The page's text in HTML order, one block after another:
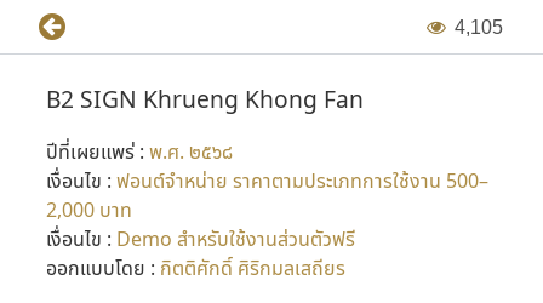
4,105
B2 SIGN Khrueng Khong Fan
ปีที่เผยแพร่ : พ.ศ. ๒๕๖๘
เงื่อนไข : ฟอนต์จำหน่าย ราคาตามประเภทการใช้งาน 500–
2,000 บาท
เงื่อนไข : Demo สำหรับใช้งานส่วนตัวฟรี
ออกแบบโดย : กิตติศักดิ์ ศิริกมลเสถียร